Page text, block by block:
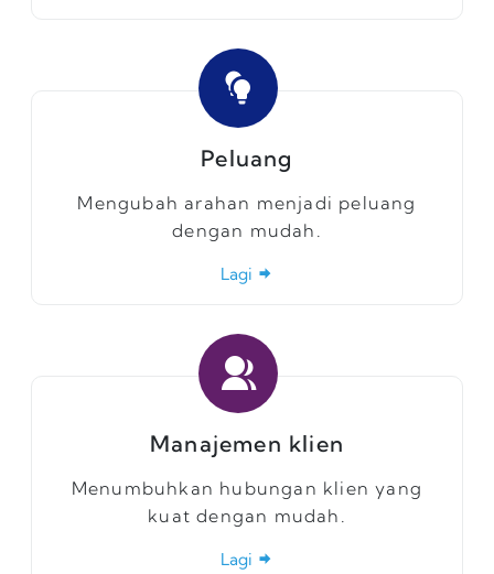
Peluang
Mengubah arahan menjadi peluang
dengan mudah.
Lagi
Manajemen klien
Menumbuhkan hubungan klien yang
kuat dengan mudah.
Lagi